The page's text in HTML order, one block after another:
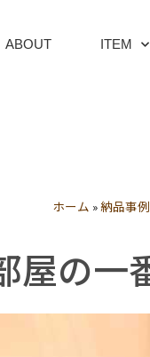
ABOUT ITEM
ホーム »納品事例
屋の一